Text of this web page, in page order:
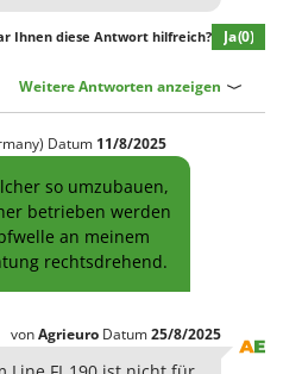
Ihnen diese Antwort hilfreich? Ja(0)
Weitere Antworten anzeigen
Datum 11/8/2025
so umzubauen,
betrieben werden
an meinem
rechtsdrehend.
vonAgrieuro Datum25/8/2025